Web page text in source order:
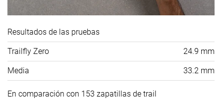
Resultados de las pruebas
Trailfly Zero 24.9 mm
Media 33.2 mm
En comparación con 153 zapatillas de trail